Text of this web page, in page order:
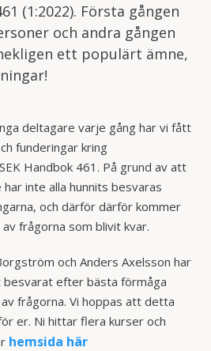
(1:2022). Första gången
och andra gången
ett populärt ämne,
deltagare varje gång har vi fått
funderingar kring
Handbok 461. På grund av att
inte alla hunnits besvaras
och därför därför kommer
frågorna som blivit kvar.
och Anders Axelsson har
efter bästa förmåga
frågorna. Vi hoppas att detta
er. Ni hittar flera kurser och
hemsida här